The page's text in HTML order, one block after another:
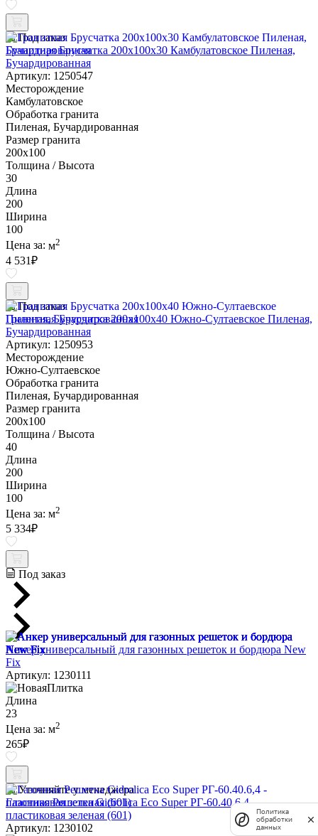
Под заказ
Гранитная Брусчатка 200х100x30 Камбулатовское Пиленая,
Бучардированная
Артикул: 1250547
Месторождение
Камбулатовское
Обработка гранита
Пиленая, Бучардированная
Размер гранита
200х100
Толщина / Высота
30
Длина
200
Ширина
100
Цена за: м2
4 531₽
Под заказ
Гранитная Брусчатка 200х100x40 Южно-Султаевское Пиленая,
Бучардированная
Артикул: 1250953
Месторождение
Южно-Султаевское
Обработка гранита
Пиленая, Бучардированная
Размер гранита
200х100
Толщина / Высота
40
Длина
200
Ширина
100
Цена за: м2
5 334₽
Под заказ
Анкер универсальный для газонных решеток и бордюра New
Fix
Артикул: 1230111
Длина
23
Цена за: м2
265₽
Уточняйте у менеджера
Газонная Решетка Gidrolica Eco Super РГ-60.40.6,4 -
пластиковая зеленая (601)
Артикул: 1230102
Политика
обработки
данных